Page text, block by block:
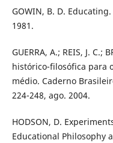
GOWIN, B. D.
1981.
GUERRA, A.; REIS, J. C.;
histórico-filosófica para
médio. Caderno
224-248, ago. 2004.
HODSON, D.
Educational Philosophy